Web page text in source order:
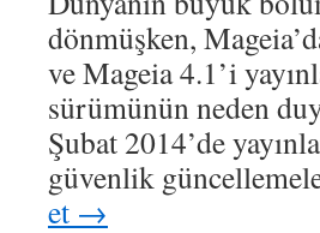
dönmüşken,
ve Mageia 4.1’i
sürümünün neden
Şubat 2014’de
güvenlik
et →